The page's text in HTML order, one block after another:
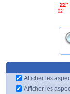
22°
02'
Afficher les
Afficher les